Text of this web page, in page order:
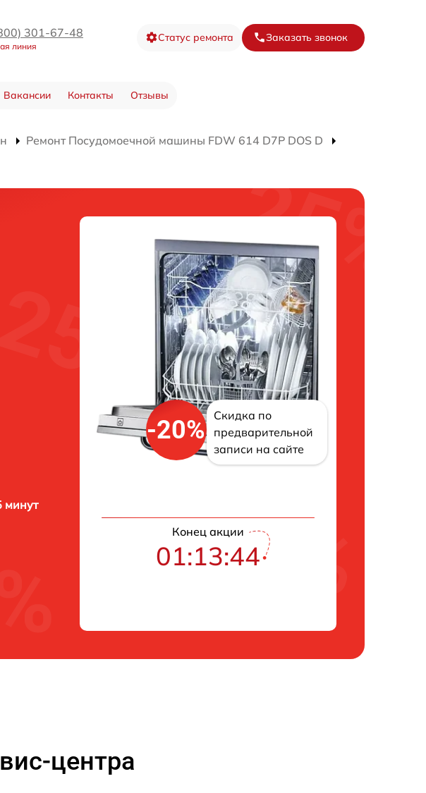
301-67-48
линия
Статус ремонта Заказать звонок
Вакансии Контакты Отзывы
Ремонт Посудомоечной машины FDW 614 D7P DOS D
минут
-20%
Скидка по
предварительной
записи на сайте
Конец акции
01:13:43
центра